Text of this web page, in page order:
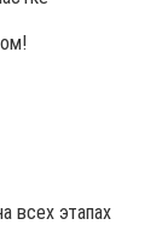
всех этапах